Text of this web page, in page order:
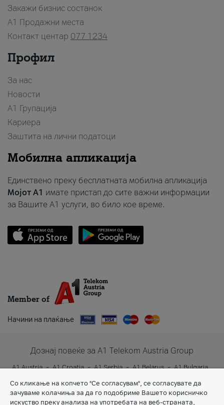
Закажи бизнис состанок
A1 Продажни места
Контакт центар 077 1234
Профил
За нас
Новости
А1 Групација
Кариера
Заштита на лични податоци
Мобилна апликација
Единствено преку бесплатната мобилна апликација
Мојот A1 имате пристап до сите важни информации
за Вашите A1 услуги, во било кое време.
Member of
Начини на плаќање
Дознај повеќе за A1 Telekom Austria Group
A1 Austria A1 Croatia A1 Serbia A1 Belarus
A1 Bulgaria
Со кликање на копчето "Се согласувам", се согласувате да
зачуваме колачиња за да го подобриме Вашето корисничко
искуство преку анализа на употребата на веб-страната,